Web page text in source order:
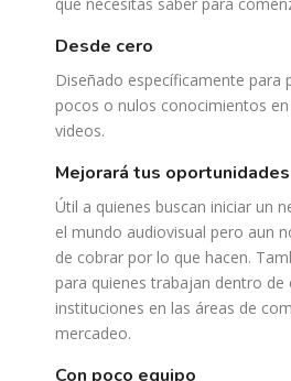
desde cero
Diseñado específicamente para
pocos o nulos conocimientos
videos.
mejorará tus oportunidades
Útil a quienes buscan iniciar un
el mundo audiovisual pero aun
de cobrar por lo que hacen.
para quienes trabajan dentro de
instituciones en las áreas de
mercadeo.
con poco equipo